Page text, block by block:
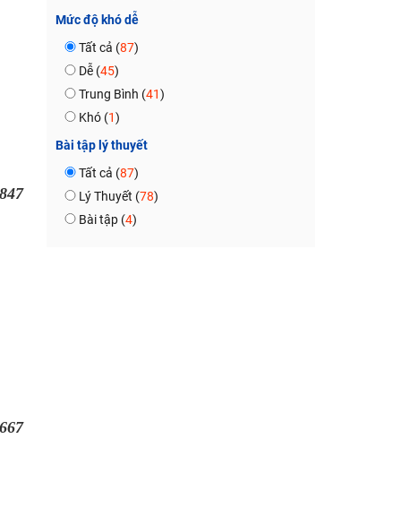
Mức độ khó dễ
Tất cả (87)
Dễ (45)
Trung Bình (41)
Khó (1)
Bài tập lý thuyết
Tất cả (87)
Lý Thuyết (78)
Bài tập (4)